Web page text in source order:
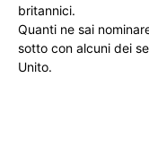
britannici.
Quanti ne sai
sotto con alcuni dei
Unito.